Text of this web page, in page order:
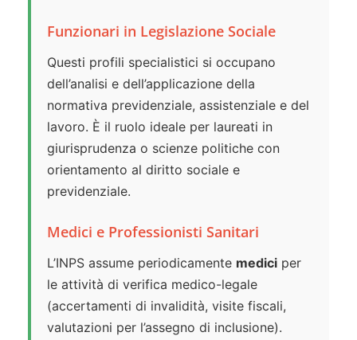
Funzionari in Legislazione Sociale
Questi profili specialistici si occupano
dell’analisi e dell’applicazione della
normativa previdenziale, assistenziale e del
lavoro. È il ruolo ideale per laureati in
giurisprudenza o scienze politiche con
orientamento al diritto sociale e
previdenziale.
Medici e Professionisti Sanitari
L’INPS assume periodicamente medici per
le attività di verifica medico-legale
(accertamenti di invalidità, visite fiscali,
valutazioni per l’assegno di inclusione).